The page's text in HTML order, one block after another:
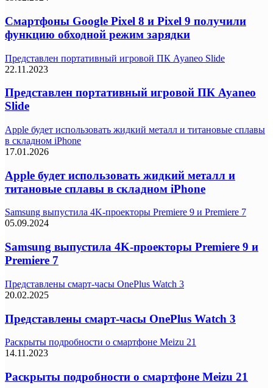
Смартфоны Google Pixel 8 и Pixel 9 получили
функцию обходной режим зарядки
Представлен портативный игровой ПК Ayaneo Slide
22.11.2023
Представлен портативный игровой ПК Ayaneo
Slide
Apple будет использовать жидкий металл и титановые сплавы
в складном iPhone
17.01.2026
Apple будет использовать жидкий металл и
титановые сплавы в складном iPhone
Samsung выпустила 4K-проекторы Premiere 9 и Premiere 7
05.09.2024
Samsung выпустила 4K-проекторы Premiere 9 и
Premiere 7
Представлены смарт-часы OnePlus Watch 3
20.02.2025
Представлены смарт-часы OnePlus Watch 3
Раскрыты подробности о смартфоне Meizu 21
14.11.2023
Раскрыты подробности о смартфоне Meizu 21